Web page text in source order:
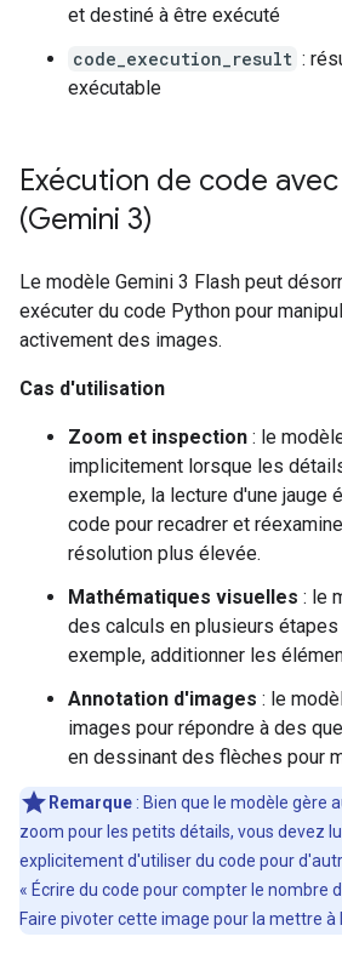
et destiné à être exécuté
code_execution_result :
exécutable
Exécution de code
(Gemini 3)
Le modèle Gemini 3 Flash peut
exécuter du code Python pour
activement des images.
Cas d'utilisation
Zoom et inspection : le
implicitement lorsque les
exemple, la lecture d'une jauge
code pour recadrer et
résolution plus élevée.
Mathématiques visuelles : le
des calculs en plusieurs
exemple, additionner les
Annotation d'images : le
images pour répondre à des
en dessinant des flèches pour
Remarque : Bien que le modèle gère
zoom pour les petits détails, vous devez
explicitement d'utiliser du code pour
« Écrire du code pour compter le nombre
Faire pivoter cette image pour la mettre à